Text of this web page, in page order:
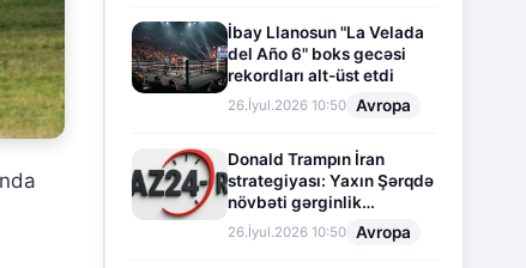
İbay Llanosun "La Velada
del Año 6" boks gecəsi
rekordları alt-üst etdi
26.İyul.2026 10:50 Avropa
Donald Trampın İran
strategiyası: Yaxın Şərqdə
növbəti gərginlik
mərhələsi
26.İyul.2026 10:50 Avropa